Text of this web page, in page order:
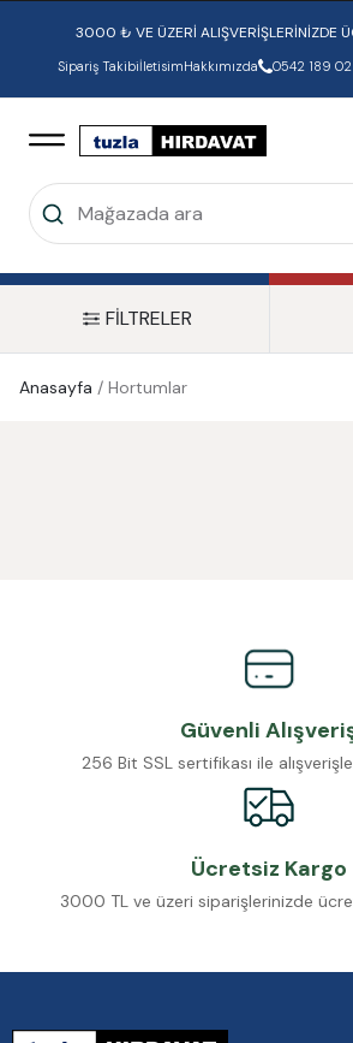
3000 ₺ VE ÜZERİ ALIŞVERİŞLERİNİZDE
Sipariş TakibiİletisimHakkımızda 0542 189
FİLTRELER
Anasayfa / Hortumlar
Güvenli
256 Bit SSL sertifikası ile
Ücretsiz Kargo
3000 TL ve üzeri siparişlerinizde